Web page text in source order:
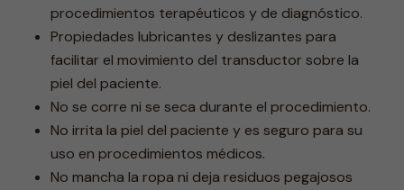
procedimientos terapéuticos y de diagnóstico.
Propiedades lubricantes y deslizantes para
facilitar el movimiento del transductor sobre la
piel del paciente.
No se corre ni se seca durante el procedimiento.
No irrita la piel del paciente y es seguro para su
uso en procedimientos médicos.
No mancha la ropa ni deja residuos pegajosos